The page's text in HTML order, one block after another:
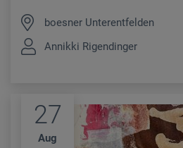
boesner Unterentfelden
Annikki Rigendinger
27
Aug